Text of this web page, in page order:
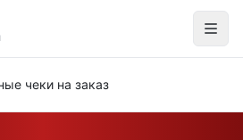
чеки на заказ